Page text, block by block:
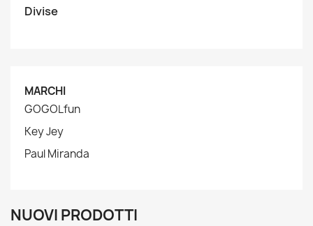
Divise
MARCHI
GOGOLfun
Key Jey
Paul Miranda
NUOVI PRODOTTI